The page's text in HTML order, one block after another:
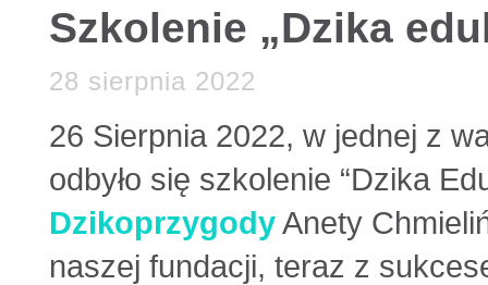
Szkolenie „Dzika
28 sierpnia 2022
26 Sierpnia 2022, w jednej z
odbyło się szkolenie “Dzika
DzikoprzygodyAnety
naszej fundacji, teraz z